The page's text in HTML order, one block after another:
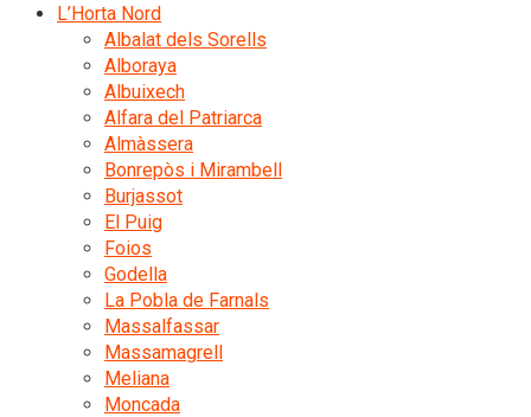
L’Horta Nord
Albalat dels Sorells
Alboraya
Albuixech
Alfara del Patriarca
Almàssera
Bonrepòs i Mirambell
Burjassot
El Puig
Foios
Godella
La Pobla de Farnals
Massalfassar
Massamagrell
Meliana
Moncada